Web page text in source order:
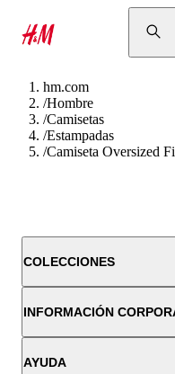
hm.com
/Hombre
/Camisetas
/Estampadas
/Camiseta Oversized
COLECCIONES
INFORMACIÓN
AYUDA